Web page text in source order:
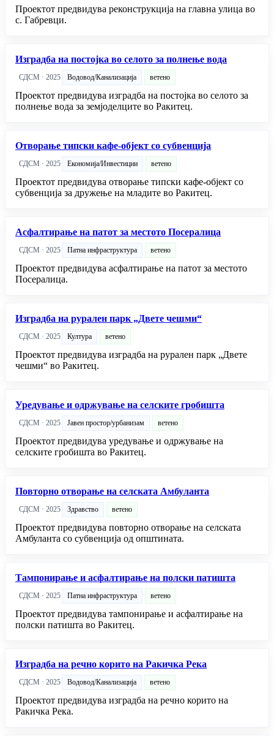
Проектот предвидува реконструкција на главна улица во
с. Габревци.
Изградба на постојка во селото за полнење вода
СДСМ · 2025 Водовод/Канализација ветено
Проектот предвидува изградба на постојка во селото за
полнење вода за земјоделците во Ракитец.
Отворање типски кафе-објект со субвенција
СДСМ · 2025 Економија/Инвестиции ветено
Проектот предвидува отворање типски кафе-објект со
субвенција за дружење на младите во Ракитец.
Асфалтирање на патот за местото Посералица
СДСМ · 2025 Патна инфраструктура ветено
Проектот предвидува асфалтирање на патот за местото
Посералица.
Изградба на рурален парк „Двете чешми“
СДСМ · 2025 Култура ветено
Проектот предвидува изградба на рурален парк „Двете
чешми“ во Ракитец.
Уредување и одржување на селските гробишта
СДСМ · 2025 Јавен простор/урбанизам ветено
Проектот предвидува уредување и одржување на
селските гробишта во Ракитец.
Повторно отворање на селската Амбуланта
СДСМ · 2025 Здравство ветено
Проектот предвидува повторно отворање на селската
Амбуланта со субвенција од општината.
Тампонирање и асфалтирање на полски патишта
СДСМ · 2025 Патна инфраструктура ветено
Проектот предвидува тампонирање и асфалтирање на
полски патишта во Ракитец.
Изградба на речно корито на Ракичка Река
СДСМ · 2025 Водовод/Канализација ветено
Проектот предвидува изградба на речно корито на
Ракичка Река.